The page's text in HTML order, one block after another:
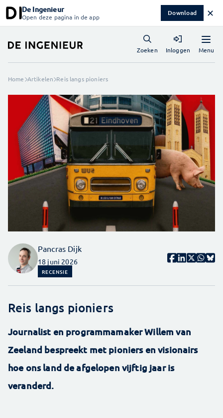
De Ingenieur
Open deze pagina in de app Download ✕
Menu
Zoeken Inloggen
Home Artikelen Reis langs pioniers
Pancras Dijk
18 juni 2026
RECENSIE
Reis langs pioniers
Journalist en programmamaker Willem van
Zeeland bespreekt met pioniers en visionairs
hoe ons land de afgelopen vijftig jaar is
veranderd.